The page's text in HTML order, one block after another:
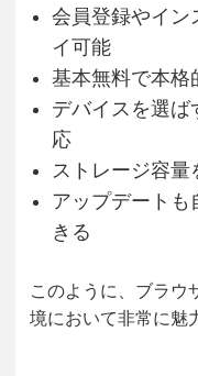
会員登録やイン
イ可能
基本無料で本格
デバイスを選ば
応
ストレージ容量
アップデートも
きる
このように、ブラウ
境において非常に魅